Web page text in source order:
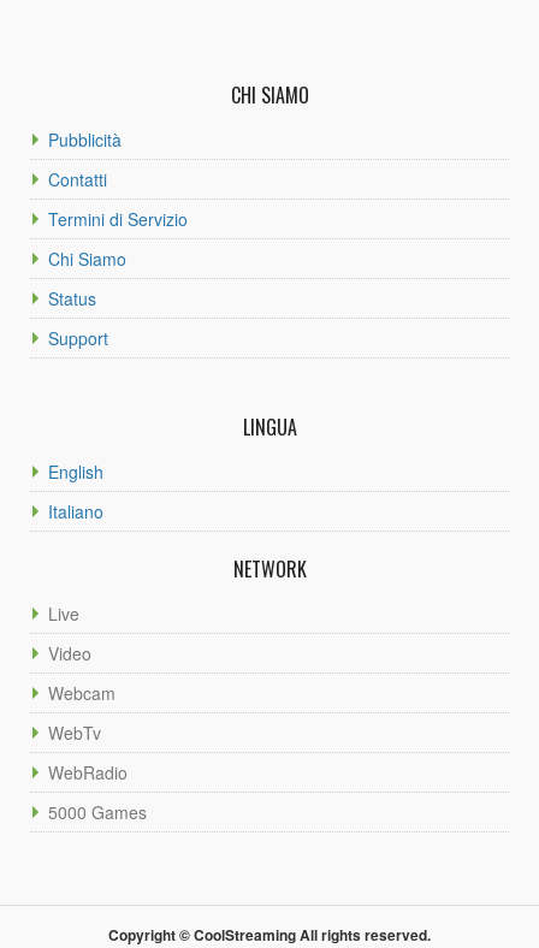
CHI SIAMO
Pubblicità
Contatti
Termini di Servizio
Chi Siamo
Status
Support
LINGUA
English
Italiano
NETWORK
Live
Video
Webcam
WebTv
WebRadio
5000 Games
Copyright © CoolStreaming All rights reserved.